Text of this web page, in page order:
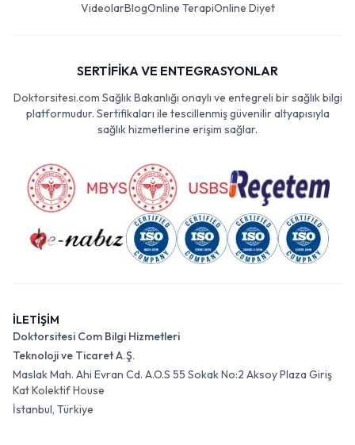
VideolarBlogOnline TerapiOnline Diyet
SERTİFİKA VE ENTEGRASYONLAR
Doktorsitesi.com Sağlık Bakanlığı onaylı ve entegreli bir sağlık bilgi
platformudur. Sertifikaları ile tescillenmiş güvenilir altyapısıyla
sağlık hizmetlerine erişim sağlar.
İLETİŞİM
Doktorsitesi Com Bilgi Hizmetleri
Teknoloji ve Ticaret A.Ş.
Maslak Mah. Ahi Evran Cd. A.O.S 55 Sokak No:2 Aksoy Plaza Giriş
Kat Kolektif House
İstanbul, Türkiye